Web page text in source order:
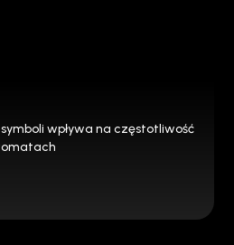
wpływa na częstotliwość